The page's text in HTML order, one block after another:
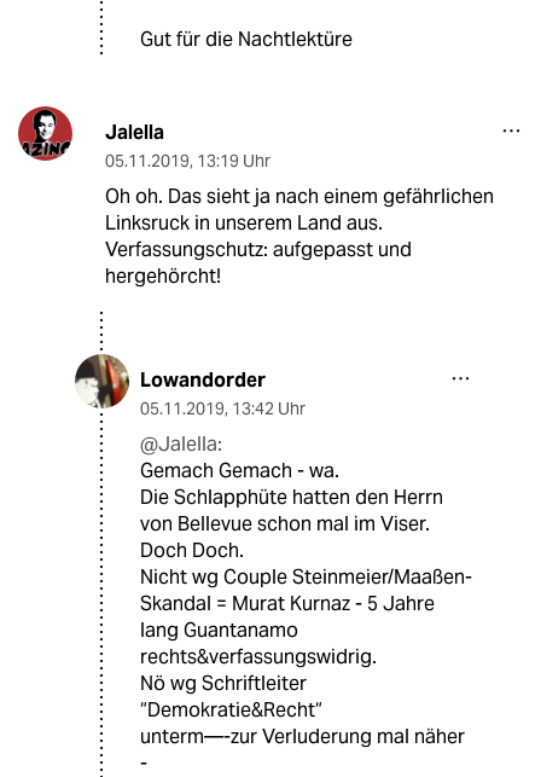
Gut für die Nachtlektüre
Jalella
05.11.2019, 13:19 Uhr
Oh oh. Das sieht ja nach einem gefährlichen
Linksruck in unserem Land aus.
Verfassungschutz: aufgepasst und
hergehörcht!
Lowandorder
05.11.2019, 13:42 Uhr
@Jalella:
Gemach Gemach - wa.
Die Schlapphüte hatten den Herrn
von Bellevue schon mal im Viser.
Doch Doch.
Nicht wg Couple Steinmeier/Maaßen-
Skandal = Murat Kurnaz - 5 Jahre
lang Guantanamo
rechts&verfassungswidrig.
Nö wg Schriftleiter
“Demokratie&Recht“
unterm—-zur Verluderung mal näher
-